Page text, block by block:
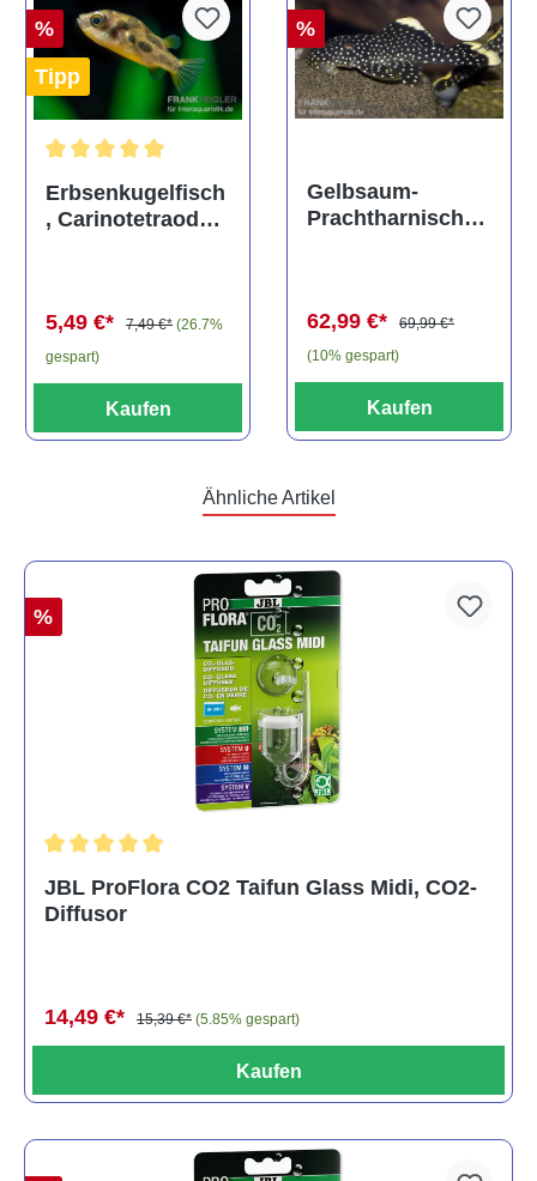
%
Tipp
Durchschnittliche Bewertung von 5 von 5 Sternen
Erbsenkugelfisch
, Carinotetraodon
5,49 €* 7,49 €* (26.7%
gespart)
Kaufen
%
Gelbsaum-
Prachtharnischw
62,99 €*
69,99 €*
(10% gespart)
Kaufen
Ähnliche Artikel
%
JBL ProFlora CO2 Taifun Glass Midi, CO2-
Diffusor
14,49 €* 15,39 €* (5.85% gespart)
Kaufen